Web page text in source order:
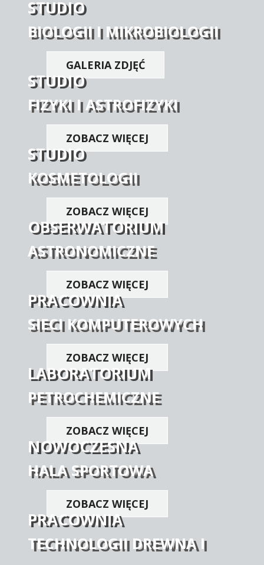
STUDIO
BIOLOGII I MIKROBIOLOGII
GALERIA ZDJĘĆ
STUDIO
FIZYKI I ASTROFIZYKI
ZOBACZ WIĘCEJ
STUDIO
KOSMETOLOGII
ZOBACZ WIĘCEJ
OBSERWATORIUM
ASTRONOMICZNE
ZOBACZ WIĘCEJ
PRACOWNIA
SIECI KOMPUTEROWYCH
ZOBACZ WIĘCEJ
LABORATORIUM
PETROCHEMICZNE
ZOBACZ WIĘCEJ
NOWOCZESNA
HALA SPORTOWA
ZOBACZ WIĘCEJ
PRACOWNIA
TECHNOLOGII DREWNA I